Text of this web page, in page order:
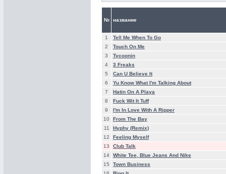
№ название
1
Tell Me When To Go
2
Touch On Me
3
Tycoonin
4
3 Freaks
5
Can U Believe It
6
Yu Know What I'm Talking About
7
Hatin On A Playa
8
Fuck Wit It Tuff
9
I'm In Love With A Ripper
10
From The Bay
11
Hyphy (Remix)
12
Feeling Myself
13
Club Talk
14
White Tee, Blue Jeans And Nike
15
Town Business